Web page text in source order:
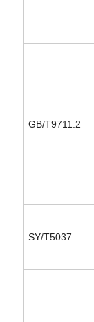
GB/T9711.2
SY/T5037